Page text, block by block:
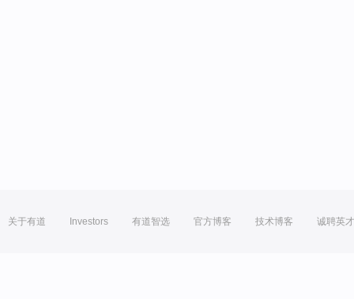
关于有道 Investors 有道智选 官方博客 技术博客 诚聘英才